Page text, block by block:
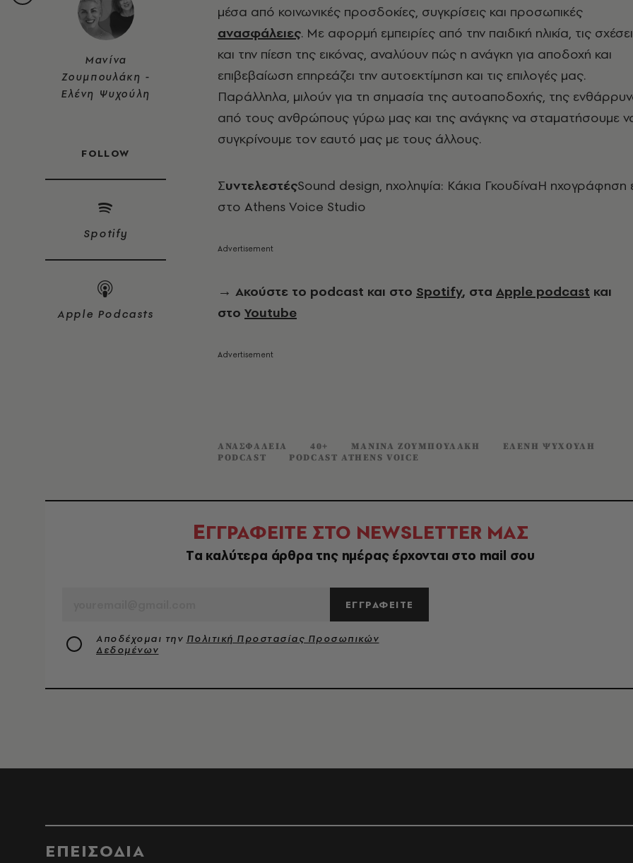
Μανίνα
Ζουμπουλάκη -
Ελένη Ψυχούλη
FOLLOW
Spotify
Apple Podcasts
μέσα από κοινωνικές προσδοκίες, συγκρίσεις και προσωπικές
ανασφάλειες. Με αφορμή εμπειρίες από την παιδική ηλικία, τις
και την πίεση της εικόνας, αναλύουν πώς η ανάγκη για αποδοχή και
επιβεβαίωση επηρεάζει την αυτοεκτίμηση και τις επιλογές μας.
Παράλληλα, μιλούν για τη σημασία της αυτοαποδοχής, της
από τους ανθρώπους γύρω μας και της ανάγκης να σταματήσουμε
συγκρίνουμε τον εαυτό μας με τους άλλους.
Συντελεστές Sound design, ηχοληψία: Κάκια ΓκουδίναΗ ηχογράφηση
στο Athens Voice Studio
→ Ακούστε το podcast και στο Spotify, στα Apple podcast και
στο Youtube
ΑΝΑΣΦΑΛΕΙΑ 40+ ΜΑΝΙΝΑ ΖΟΥΜΠΟΥΛΑΚΗ
ΕΛΕΝΗ ΨΥΧΟΥΛΗ
PODCAST
PODCAST ATHENS VOICE
ΕΓΓΡΑΦΕΙΤΕ ΣΤΟ NEWSLETTER ΜΑΣ
Tα καλύτερα άρθρα της ημέρας έρχονται στο mail σου
ΕΓΓΡΑΦΕΙΤΕ
Αποδέχομαι την Πολιτική Προστασίας Προσωπικών
Δεδομένων
ΕΠΕΙΣΟΔΙΑ